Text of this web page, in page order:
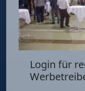
Login für